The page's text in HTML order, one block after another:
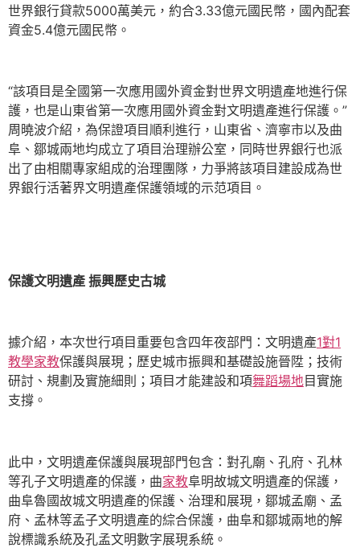
世界銀行貸款5000萬美元，約合3.33億元國民幣，國內配套
資金5.4億元國民幣。
“該項目是全國第一次應用國外資金對世界文明遺產地進行保
護，也是山東省第一次應用國外資金對文明遺產進行保護。”
周曉波介紹，為保證項目順利進行，山東省、濟寧市以及曲
阜、鄒城兩地均成立了項目治理辦公室，同時世界銀行也派
出了由相關專家組成的治理團隊，力爭將該項目建設成為世
界銀行活著界文明遺產保護領域的示范項目。
保護文明遺產 振興歷史古城
據介紹，本次世行項目重要包含四年夜部門：文明遺產1對1
教學家教保護與展現；歷史城市振興和基礎設施晉陞；技術
研討、規劃及實施細則；項目才能建設和項舞蹈場地目實施
支撐。
此中，文明遺產保護與展現部門包含：對孔廟、孔府、孔林
等孔子文明遺產的保護，曲家教阜明故城文明遺產的保護，
曲阜魯國故城文明遺產的保護、治理和展現，鄒城孟廟、孟
府、孟林等孟子文明遺產的綜合保護，曲阜和鄒城兩地的解
說標識系統及孔孟文明數字展現系統。